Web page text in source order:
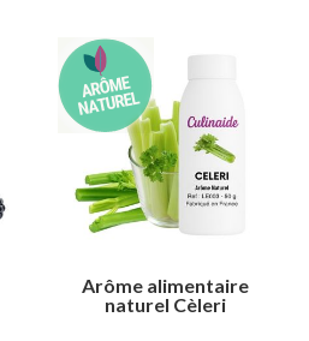
Arôme alimentaire
naturel Cèleri